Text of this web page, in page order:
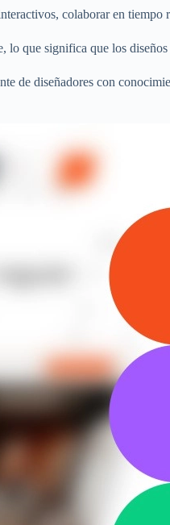
colaborar en
lo que significa que los
de diseñadores con